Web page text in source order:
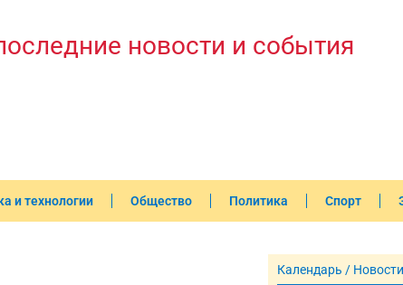
новости и события
и технологии Общество Политика Спорт
Календарь /